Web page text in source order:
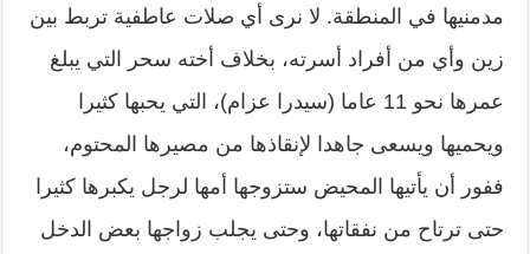
مدمنيها في المنطقة. لا نرى أي صلات عاطفية تربط بين
زين وأي من أفراد أسرته، بخلاف أخته سحر التي يبلغ
عمرها نحو 11 عاما (سيدرا عزام)، التي يحبها كثيرا
ويحميها ويسعى جاهدا لإنقاذها من مصيرها المحتوم،
ففور أن يأتيها المحيض ستزوجها أمها لرجل يكبرها كثيرا
حتى ترتاح من نفقاتها، وحتى يجلب زواجها بعض الدخل